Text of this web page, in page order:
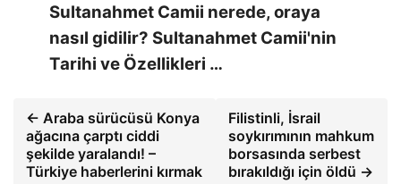
Sultanahmet Camii nerede, oraya
nasıl gidilir? Sultanahmet Camii'nin
Tarihi ve Özellikleri …
← Araba sürücüsü Konya
ağacına çarptı ciddi
şekilde yaralandı! –
Türkiye haberlerini kırmak
Filistinli, İsrail
soykırımının mahkum
borsasında serbest
bırakıldığı için öldü →